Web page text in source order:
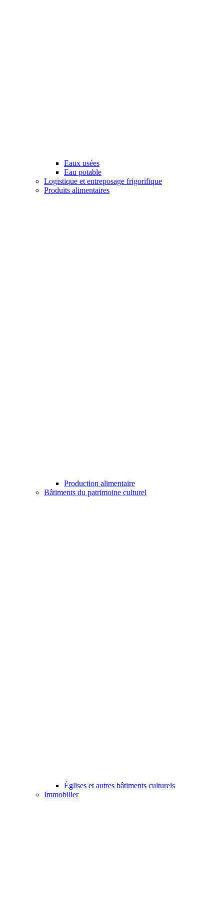
Eaux usées
Eau potable
Logistique et entreposage frigorifique
Produits alimentaires
Production alimentaire
Bâtiments du patrimoine culturel
Églises et autres bâtiments culturels
Immobilier